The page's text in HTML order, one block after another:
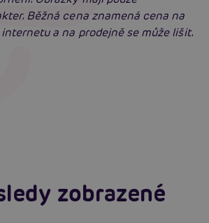
Běžná cena znamená cena na
a na prodejně se může lišit.
Příručka Sexiomů
zobrazené